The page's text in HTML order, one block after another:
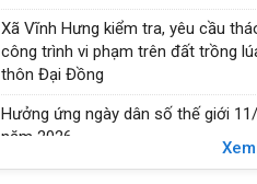
Xã Vĩnh Hưng kiểm tra, yêu cầu
công trình vi phạm trên đất trồng
thôn Đại Đồng
Hưởng ứng ngày dân số thế giới
năm 2026